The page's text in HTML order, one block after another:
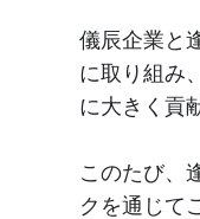
儀辰企業と
に取り組み
に大きく貢
このたび、
クを通じて